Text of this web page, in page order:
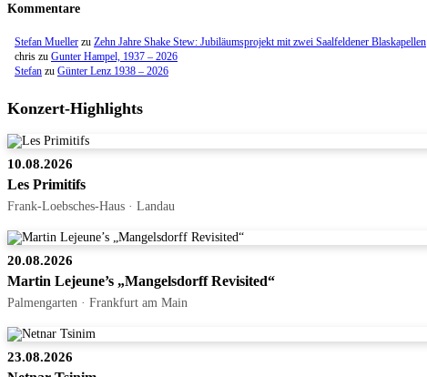
Kommentare
Stefan Mueller zu Zehn Jahre Shake Stew: Jubiläumsprojekt mit zwei Saalfeldener Blaskapellen
chris zu Gunter Hampel, 1937 – 2026
Stefan zu Günter Lenz 1938 – 2026
Konzert-Highlights
10.08.2026
Les Primitifs
Frank-Loebsches-Haus · Landau
20.08.2026
Martin Lejeune’s „Mangelsdorff Revisited“
Palmengarten · Frankfurt am Main
23.08.2026